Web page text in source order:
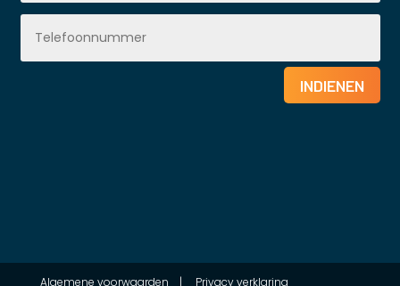
INDIENEN
Algemene voorwaarden | Privacy verklaring